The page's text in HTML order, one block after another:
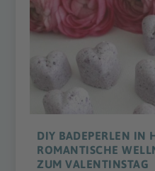
DIY BADEPERLEN IN
ROMANTISCHE
ZUM VALENTINSTAG